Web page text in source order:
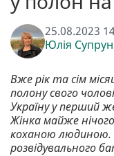
25.08.2023
Юлія Супрун
Вже рік та сім
полону свого
Україну у перший
Жінка майже
коханою людиною.
розвідувального